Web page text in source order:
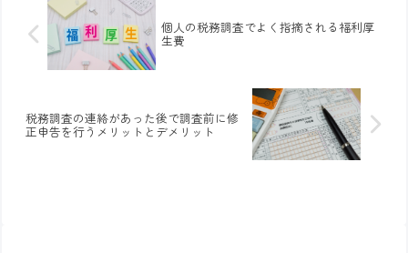
個人の税務調査でよく指摘される福利厚
生費
税務調査の連絡があった後で調査前に修
正申告を行うメリットとデメリット